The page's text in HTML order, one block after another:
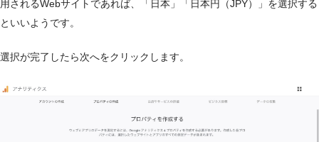
用されるWebサイトであれば、「日本」「日本円（JPY）」を選択する
といいようです。
選択が完了したら次へをクリックします。